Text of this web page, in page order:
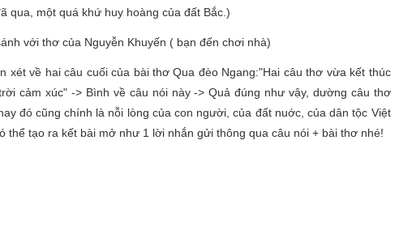
qua, một quá khứ huy hoàng của đất Bắc.)
với thơ của Nguyễn Khuyến ( bạn đến chơi nhà)
xét về hai câu cuối của bài thơ Qua đèo Ngang:"Hai câu thơ vừa kết thúc
cảm xúc" -> Bình về câu nói này -> Quả đúng như vậy, dường câu thơ
đó cũng chính là nỗi lòng của con người, của đất nuớc, của dân tộc Việt
thể tạo ra kết bài mở như 1 lời nhắn gửi thông qua câu nói + bài thơ nhé!